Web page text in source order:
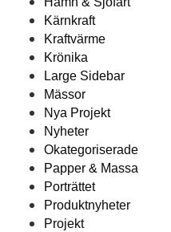
Kärnkraft
Kraftvärme
Krönika
Large Sidebar
Mässor
Nya Projekt
Nyheter
Okategoriserade
Papper & Massa
Porträttet
Produktnyheter
Projekt